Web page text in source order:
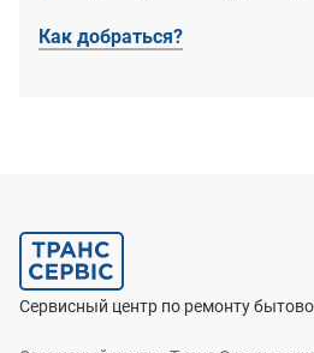
Как добраться?
Сервисный центр по ремонту